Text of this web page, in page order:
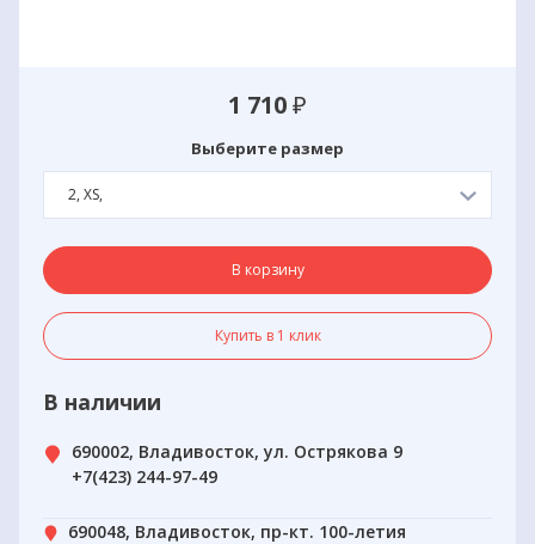
1 710₽
Выберите размер
2, XS,
В корзину
Купить в 1 клик
В наличии
690002, Владивосток, ул. Острякова 9
+7(423) 244-97-49
690048, Владивосток, пр-кт. 100-летия